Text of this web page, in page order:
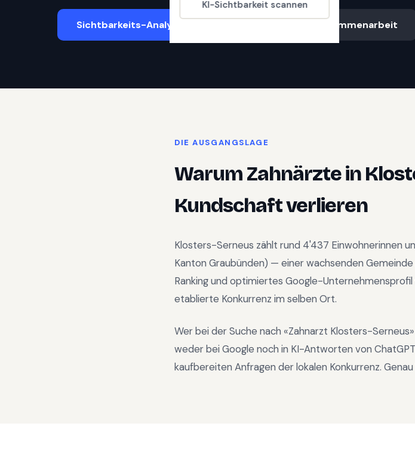
KI-Sichtbarkeit scannen
Sichtbarkeits-Analyse starten Ablauf & Zusammenarbeit
DIE AUSGANGSLAGE
Warum Zahnärztein
Kundschaft verlieren
Klosters-Serneus zählt rund 4'437 Einwohnerinnen
Kanton Graubünden) — einer wachsenden
Ranking und optimiertes Google-
etablierte Konkurrenz im selben Ort.
Wer bei der Suche nach «Zahnarzt Klosters-Serneus
weder bei Google noch in KI-Antworten von
kaufbereiten Anfragen der lokalen Konkurrenz.